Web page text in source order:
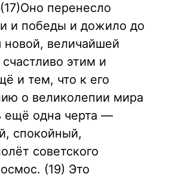
перенесло
и победы и дожило до
новой, величайшей
этим и
и тем, что к его
о великолепии мира
ещё одна черта —
спокойный,
советского
(19) Это